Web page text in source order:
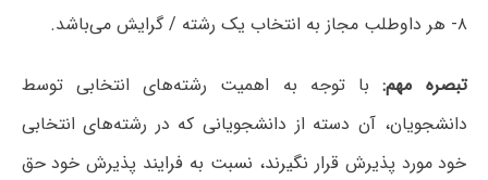
۸- هر داوطلب مجاز به انتخاب یک رشته / گرایش می‌باشد.
تبصره مهم:با توجه به اهمیت رشته‌های انتخابی توسط
دانشجویان، آن دسته از دانشجویانی که در رشته‌های انتخابی
خود مورد پذیرش قرار نگیرند، نسبت به فرایند پذیرش خود حق